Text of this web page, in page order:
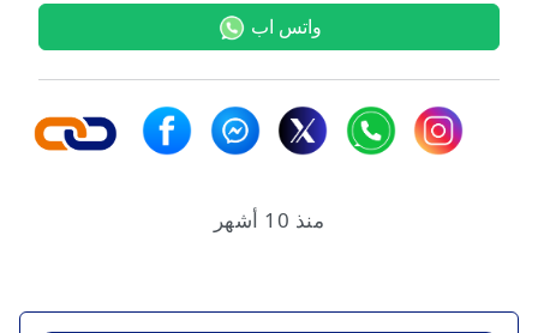
واتس اب
منذ 10 أشهر